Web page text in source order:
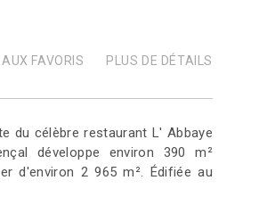
du célèbre restaurant L' Abbaye
développe environ 390 m²
d'environ 2 965 m². Édifiée au
FAVORIS PLUS DE DÉTAILS